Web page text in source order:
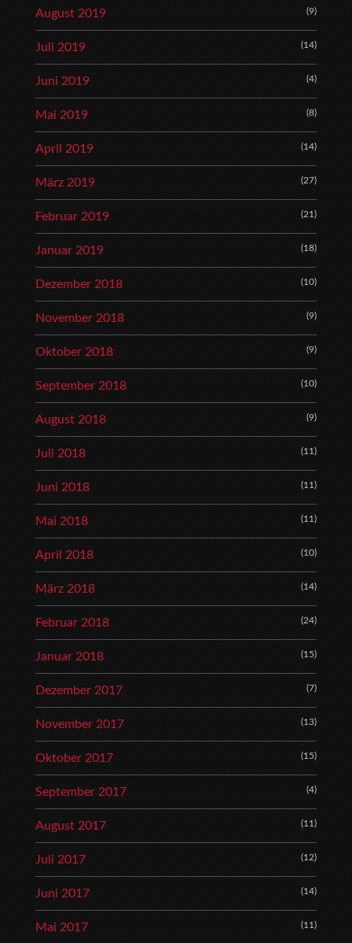
August 2019 (9)
Juli 2019 (14)
Juni 2019 (4)
Mai 2019 (8)
April 2019 (14)
März 2019 (27)
Februar 2019 (21)
Januar 2019 (18)
Dezember 2018 (10)
November 2018 (9)
Oktober 2018 (9)
September 2018 (10)
August 2018 (9)
Juli 2018 (11)
Juni 2018 (11)
Mai 2018 (11)
April 2018 (10)
März 2018 (14)
Februar 2018 (24)
Januar 2018 (15)
Dezember 2017 (7)
November 2017 (13)
Oktober 2017 (15)
September 2017 (4)
August 2017 (11)
Juli 2017 (12)
Juni 2017 (14)
Mai 2017 (11)